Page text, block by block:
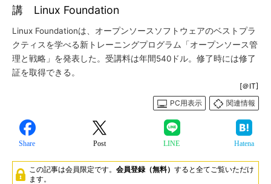
講 Linux Foundation
Linux Foundationは、オープンソースソフトウェアのベストプラ
クティスを学べる新トレーニングプログラム「オープンソース管
理と戦略」を発表した。受講料は年間540ドル。修了時には修了
証を取得できる。
[＠IT]
PC用表示
関連情報
Share Post LINE Hatena
この記事は会員限定です。 会員登録（無料） すると全てご覧いただけ
ます。